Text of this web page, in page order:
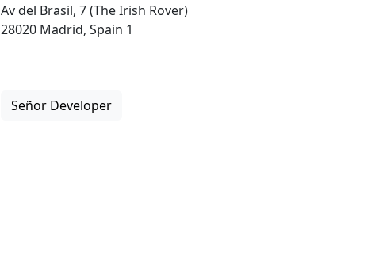
Av del Brasil, 7 (The Irish Rover)
28020 Madrid, Spain 1
Señor Developer